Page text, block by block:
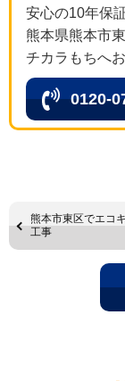
安心の10年保
熊本県熊本市
チカラもちへ
0120-
熊本市東区でエコ
工事